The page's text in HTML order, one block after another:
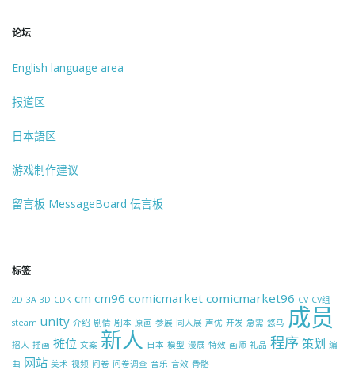
论坛
English language area
报道区
日本語区
游戏制作建议
留言板 MessageBoard 伝言板
标签
2D 3A 3D CDK cm cm96 comicmarket comicmarket96 CV CV组
steam unity 介绍 剧情 剧本 原画 参展 同人展 声优 开发 急需 悠马 成员
招人 插画 摊位 文案 新人 日本 模型 漫展 特效 画师 礼品 程序 策划 编
曲 网站 美术 视频 问卷 问卷调查 音乐 音效 骨骼